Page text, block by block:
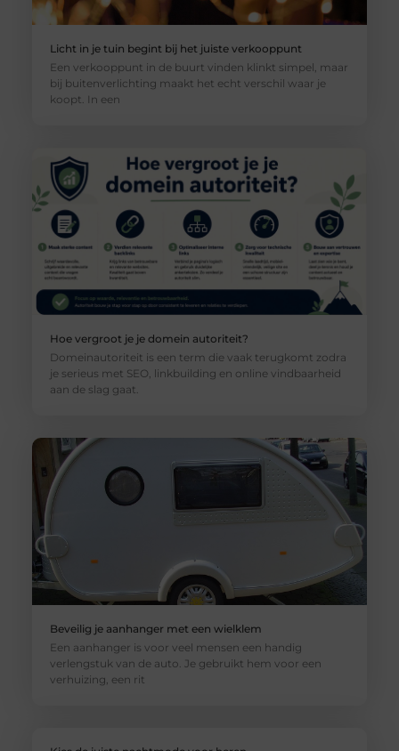
Licht in je tuin begint bij het juiste verkooppunt
Een verkooppunt in de buurt vinden klinkt simpel, maar
bij buitenverlichting maakt het echt verschil waar je
koopt. In een
Hoe vergroot je je domein autoriteit?
Domeinautoriteit is een term die vaak terugkomt zodra
je serieus met SEO, linkbuilding en online vindbaarheid
aan de slag gaat.
Beveilig je aanhanger met een wielklem
Een aanhanger is voor veel mensen een handig
verlengstuk van de auto. Je gebruikt hem voor een
verhuizing, een rit